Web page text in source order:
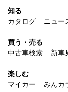
知る
カタログ
ニュー
買う・売る
中古車検索
新車
楽しむ
マイカー
みんカ